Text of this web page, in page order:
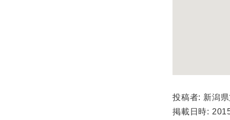
投稿者: 新潟
掲載日時: